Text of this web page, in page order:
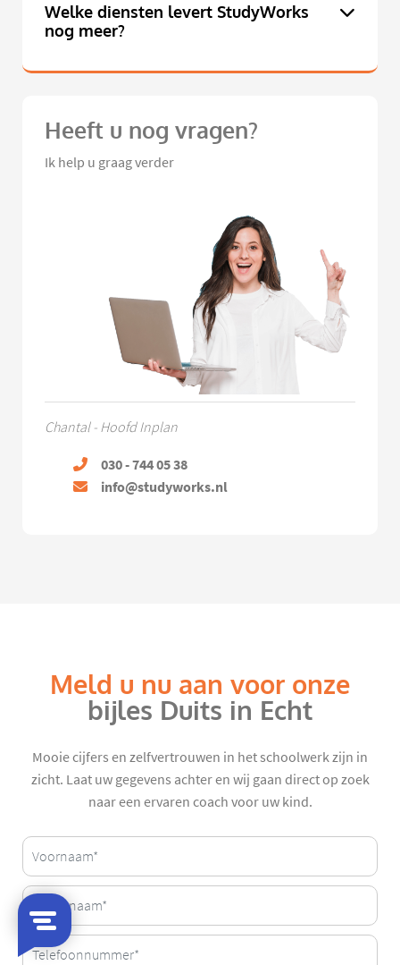
Welke diensten levert StudyWorks
nog meer?
Heeft u nog vragen?
Ik help u graag verder
Chantal - Hoofd Inplan
030 - 744 05 38
info@studyworks.nl
Meld u nu aan voor onze
bijles Duits in Echt
Mooie cijfers en zelfvertrouwen in het schoolwerk zijn in
zicht. Laat uw gegevens achter en wij gaan direct op zoek
naar een ervaren coach voor uw kind.